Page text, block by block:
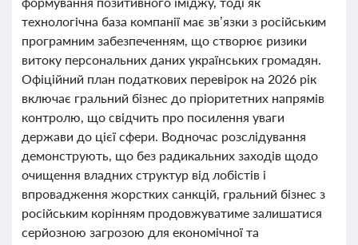
технологічна база компанії має зв’язки з російським
програмним забезпеченням, що створює ризики
витоку персональних даних українських громадян.
Офіційний план податкових перевірок на 2026 рік
включає гральний бізнес до пріоритетних напрямів
контролю, що свідчить про посилення уваги
держави до цієї сфери. Водночас розслідування
демонструють, що без радикальних заходів щодо
очищення владних структур від лобістів і
впровадження жорстких санкцій, гральний бізнес з
російським корінням продовжуватиме залишатися
серйозною загрозою для економічної та